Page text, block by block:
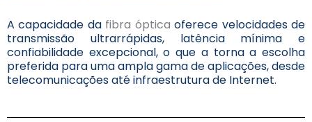
A capacidade dafibra óptica oferece velocidades de
transmissão ultrarrápidas, latência mínima e
confiabilidade excepcional, o que a torna a escolha
preferida para uma ampla gama de aplicações, desde
telecomunicações até infraestrutura de Internet.